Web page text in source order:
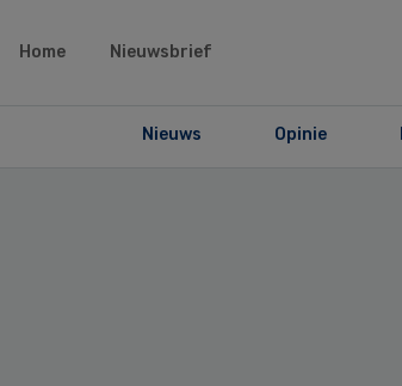
Home Nieuwsbrief
Nieuws Opinie